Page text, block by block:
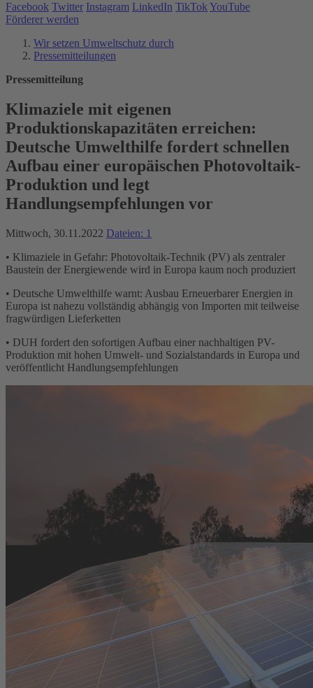
Facebook Twitter Instagram LinkedIn TikTok YouTube
Förderer werden
Wir setzen Umweltschutz durch
Pressemitteilungen
Pressemitteilung
Klimaziele mit eigenen
Produktionskapazitäten erreichen:
Deutsche Umwelthilfe fordert schnellen
Aufbau einer europäischen Photovoltaik-
Produktion und legt
Handlungsempfehlungen vor
Mittwoch, 30.11.2022 Dateien: 1
• Klimaziele in Gefahr: Photovoltaik-Technik (PV) als zentraler
Baustein der Energiewende wird in Europa kaum noch produziert
• Deutsche Umwelthilfe warnt: Ausbau Erneuerbarer Energien in
Europa ist nahezu vollständig abhängig von Importen mit teilweise
fragwürdigen Lieferketten
• DUH fordert den sofortigen Aufbau einer nachhaltigen PV-
Produktion mit hohen Umwelt- und Sozialstandards in Europa und
veröffentlicht Handlungsempfehlungen